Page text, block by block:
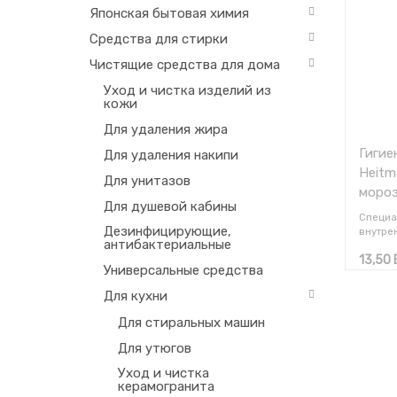
Японская бытовая химия
Средства для стирки
Чистящие средства для дома
Уход и чистка изделий из
кожи
Для удаления жира
Для удаления накипи
Для унитазов
Для душевой кабины
Дезинфицирующие,
антибактериальные
Универсальные средства
Для кухни
Для стиральных машин
Для утюгов
Уход и чистка
керамогранита
Кроме
13,50